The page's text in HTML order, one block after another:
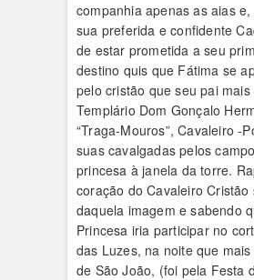
companhia apenas as aias
sua preferida e confidente
de estar prometida a seu
destino quis que Fátima se
pelo cristão que seu pai mais
Templário Dom Gonçalo
“Traga-Mouros”, Cavaleiro -
suas cavalgadas pelos
princesa à janela da torre.
coração do Cavaleiro Cristão
daquela imagem e sabendo
Princesa iria participar no
das Luzes, na noite que
de São João, (foi pela Festa